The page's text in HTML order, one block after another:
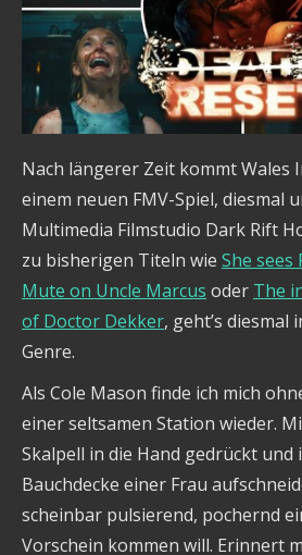
Nach längerer Zeit kommt Wales
einem neuen FMV-Spiel, diesmal
Multimedia Filmstudio Dark Rift
zu bisherigen Titeln wie She sees
Mute on Uncle Marcus oder The
of Doctor Dekker, geht’s
Genre.
Als Cole Mason finde ich mich
einer seltsamen Station wieder.
Skalpell in die Hand gedrückt und
Bauchdecke einer Frau
scheinbar pulsierend, pochernd
Vorschein kommen will. Erinnert